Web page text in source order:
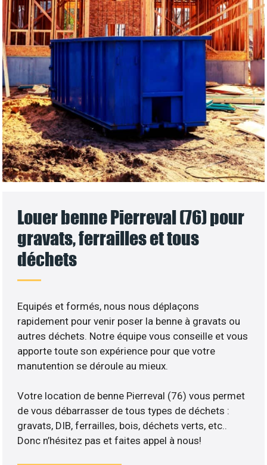
Louer benne Pierreval (76) pour
gravats, ferrailles et tous
déchets
Equipés et formés, nous nous déplaçons
rapidement pour venir poser la benne à gravats ou
autres déchets. Notre équipe vous conseille et vous
apporte toute son expérience pour que votre
manutention se déroule au mieux.
Votre location de benne Pierreval (76) vous permet
de vous débarrasser de tous types de déchets :
gravats, DIB, ferrailles, bois, déchets verts, etc..
Donc n’hésitez pas et faites appel à nous!